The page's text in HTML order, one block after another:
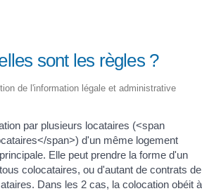
sont les règles ?
de l'information légale et administrative
par plusieurs locataires (<span
span>) d'un même logement
Elle peut prendre la forme d'un
colocataires, ou d'autant de contrats de
Dans les 2 cas, la colocation obéit à